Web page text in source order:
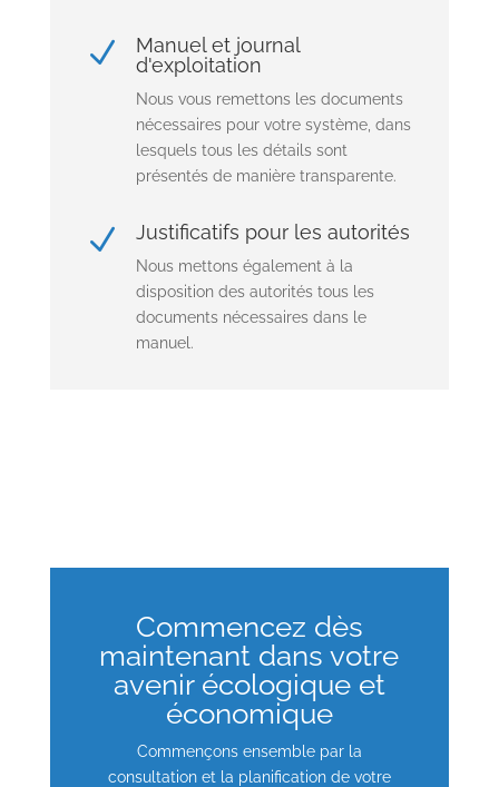
N
Manuel et journal
d'exploitation
Nous vous remettons les documents
nécessaires pour votre système, dans
lesquels tous les détails sont
présentés de manière transparente.
N Justificatifs pour les autorités
Nous mettons également à la
disposition des autorités tous les
documents nécessaires dans le
manuel.
Commencez dès
maintenant dans votre
avenir écologique et
économique
Commençons ensemble par la
consultation et la planification de votre